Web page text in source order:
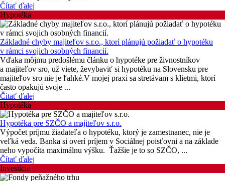
Čítať ďalej
Hypotéka
Základné chyby majiteľov s.r.o., ktorí plánujú požiadať o hypotéku
v rámci svojich osobných financií.
Vďaka môjmu predošlému článku o hypotéke pre živnostníkov
a majiteľov sro, už viete, ževybaviť si hypotéku na Slovensku pre
majiteľov sro nie je ľahké.V mojej praxi sa stretávam s klietmi, ktorí
často opakujú svoje ...
Čítať ďalej
Hypotéka
Hypotéka pre SZČO a majiteľov s.r.o.
Výpočet príjmu žiadateľa o hypotéku, ktorý je zamestnanec, nie je
veľká veda. Banka si overí príjem v Sociálnej poisťovni a na základe
neho vypočíta maximálnu výšku. Ťažšie je to so SZČO, ...
Čítať ďalej
Investície